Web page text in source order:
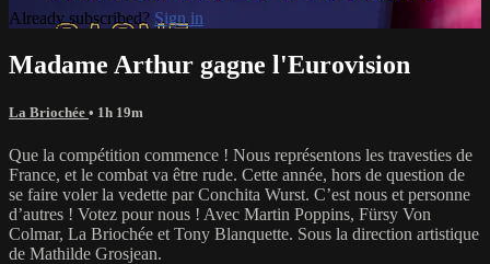
Already subscribed? Sign in
Madame Arthur gagne l'Eurovision
La Briochée • 1h 19m
Que la compétition commence ! Nous représentons les travesties de
France, et le combat va être rude. Cette année, hors de question de
se faire voler la vedette par Conchita Wurst. C’est nous et personne
d’autres ! Votez pour nous ! Avec Martin Poppins, Fürsy Von
Colmar, La Briochée et Tony Blanquette. Sous la direction artistique
de Mathilde Grosjean.